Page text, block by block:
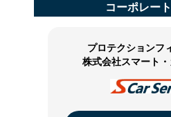
コーポレー
プロテクションフ
株式会社スマート